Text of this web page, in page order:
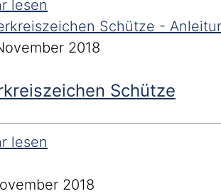
lesen
2018
Schütze
lesen
2018